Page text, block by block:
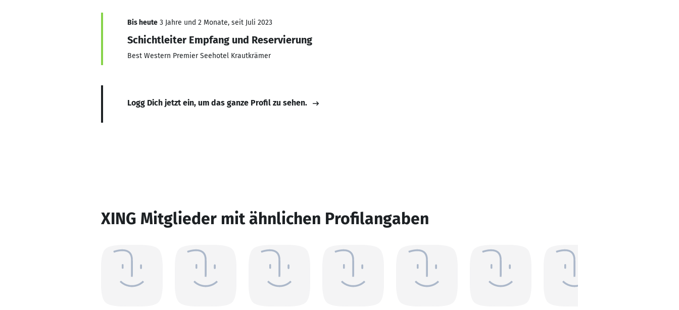
Bis heute 3 Jahre und 2 Monate, seit Juli 2023
Schichtleiter Empfang und Reservierung
Best Western Premier Seehotel Krautkrämer
Logg Dich jetzt ein, um das ganze Profil zu sehen.
XING Mitglieder mit ähnlichen Profilangaben